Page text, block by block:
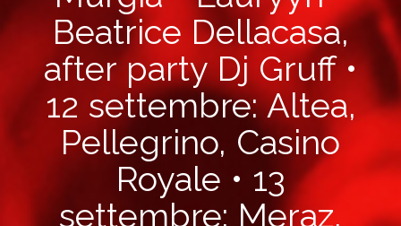
Beatrice Dellacasa,
after party Dj Gruff •
12 settembre: Altea,
Pellegrino, Casino
Royale • 13
settembre: Meraz,